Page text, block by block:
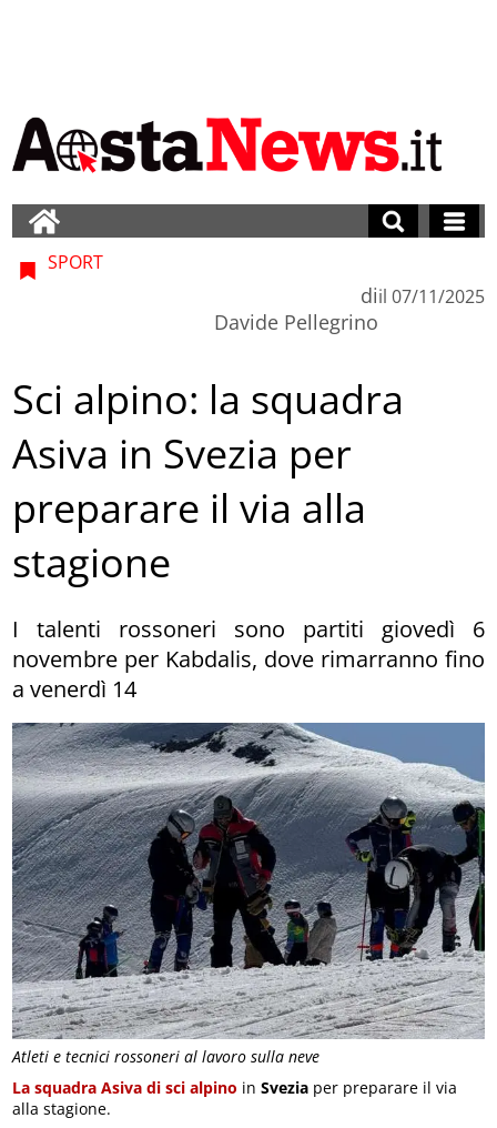
Atleti e tecnici rossoneri al lavoro sulla neve
SPORT
di
Davide Pellegrino
il 07/11/2025
Sci alpino: la squadra
Asiva in Svezia per
preparare il via alla
stagione
I talenti rossoneri sono partiti giovedì 6
novembre per Kabdalis, dove rimarranno fino
a venerdì 14
La squadra Asiva di sci alpino inSvezia per preparare il via
alla stagione.